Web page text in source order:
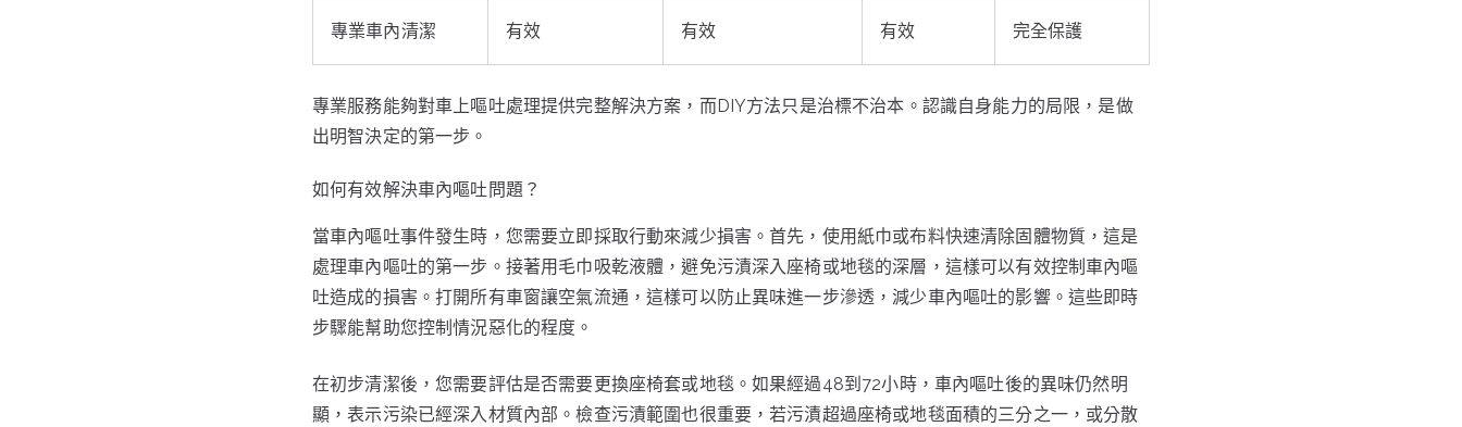
專業車內清潔 有效 有效 有效 完全保護
專業服務能夠對車上嘔吐處理提供完整解決方案，而DIY方法只是治標不治本。認識自身能力的局限，是做
出明智決定的第一步。
如何有效解決車內嘔吐問題？
當車內嘔吐事件發生時，您需要立即採取行動來減少損害。首先，使用紙巾或布料快速清除固體物質，這是
處理車內嘔吐的第一步。接著用毛巾吸乾液體，避免污漬深入座椅或地毯的深層，這樣可以有效控制車內嘔
吐造成的損害。打開所有車窗讓空氣流通，這樣可以防止異味進一步滲透，減少車內嘔吐的影響。這些即時
步驟能幫助您控制情況惡化的程度。
在初步清潔後，您需要評估是否需要更換座椅套或地毯。如果經過48到72小時，車內嘔吐後的異味仍然明
顯，表示污染已經深入材質內部。檢查污漬範圍也很重要，若污漬超過座椅或地毯面積的三分之一，或分散